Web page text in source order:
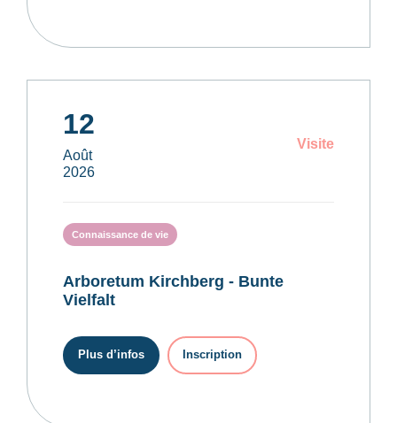
12
Août
2026
Visite
Connaissance de vie
Arboretum Kirchberg - Bunte
Vielfalt
Plus d’infos Inscription